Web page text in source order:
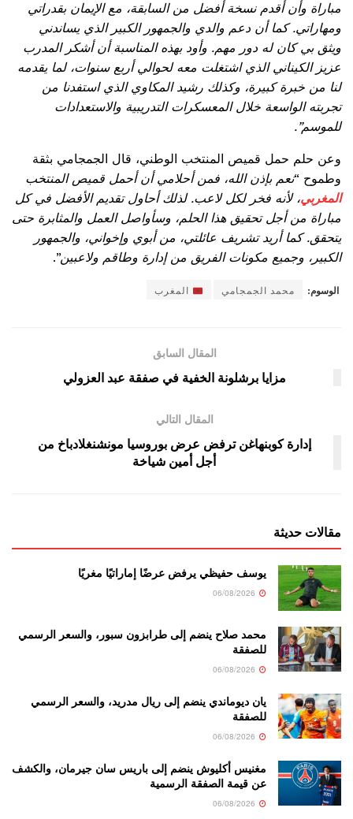
مباراة وأن أقدم نسخة أفضل من السابقة، مع الإيمان بقدراتي
ومهاراتي. كما أن دعم والدي والجمهور الكبير الذي يساندني
ويثق بي كان له دور مهم. وأود بهذه المناسبة أن أشكر المدرب
عزيز الكيناني الذي اشتغلت معه لحوالي أربع سنوات، لما يقدمه
لنا من خبرة كبيرة، وكذلك رشيد المكاوي الذي استفدنا من
تجربته الواسعة خلال المعسكرات التدريبية والاستعدادات
للموسم”.
وعن حلم حمل قميص المنتخب الوطني، قال الجمجامي بثقة
وطموح “نعم بإذن الله، فمن أحلامي أن أحمل قميص المنتخب
المغربي، لأنه فخر لكل لاعب. لذلك أحاول تقديم الأفضل في كل
مباراة من أجل تحقيق هذا الحلم، وسأواصل العمل والمثابرة حتى
يتحقق. كما أريد تشريف عائلتي، من أبوي وإخواني، والجمهور
الكبير، وجميع مكونات الفريق من إدارة وطاقم ولاعبين”.
الوسوم: محمد الجمجامي المغرب
المقال السابق
مزايا برشلونة الخفية في صفقة عبد العزولي
المقال التالي
إدارة كوبنهاغن ترفض عرض بوروسيا مونشنغلادباخ من
أجل أمين شياخة
مقالات حديثة
يوسف حفيظي يرفض عرضًا إماراتيًا مغريًا
محمد صلاح ينضم إلى طرابزون سبور، والسعر الرسمي
للصفقة
يان ديوماندي ينضم إلى ريال مدريد، والسعر الرسمي
للصفقة
مغنيس أكليوش ينضم إلى باريس سان جيرمان، والكشف
عن قيمة الصفقة الرسمية